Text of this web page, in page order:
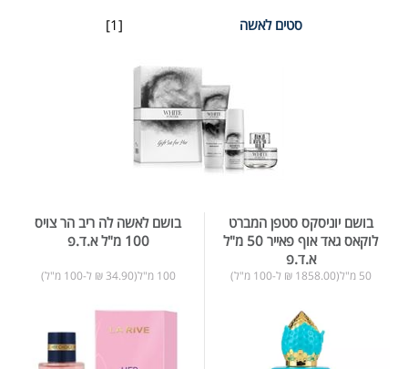
[1] סטים לאשה
בושם יוניסקס סטפן המברט
לוקאס גאד אוף פאייר 50 מ"ל
א.ד.פ
50 מ"ל(1858.00 ₪ ל-100 מ"ל)
בושם לאשה לה ריב הר צויס
100 מ"ל א.ד.פ
100 מ"ל(34.90 ₪ ל-100 מ"ל)